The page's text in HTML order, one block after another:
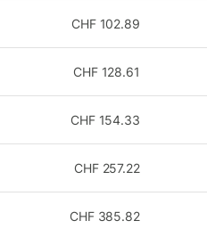
102.89
CHF
128.61
CHF
154.33
CHF
257.22
CHF
385.82
CHF